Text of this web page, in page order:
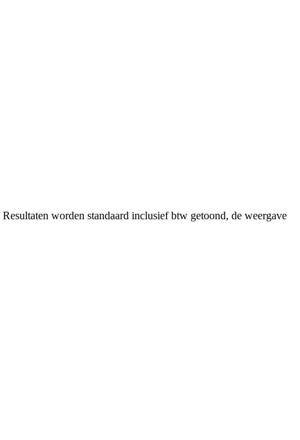
Resultaten worden standaard inclusief btw getoond, de weergave